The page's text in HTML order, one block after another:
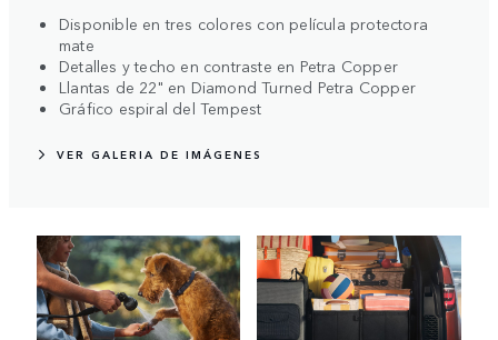
Disponible en tres colores con película protectora
mate
Detalles y techo en contraste en Petra Copper
Llantas de 22" en Diamond Turned Petra Copper
Gráfico espiral del Tempest
VER GALERIA DE IMÁGENES